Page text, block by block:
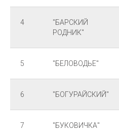
4
"БАРСКИЙ
РОДНИК"
5 "БЕЛОВОДЬЕ"
6 "БОГУРАЙСКИЙ"
7 "БУКОВИЧКА"